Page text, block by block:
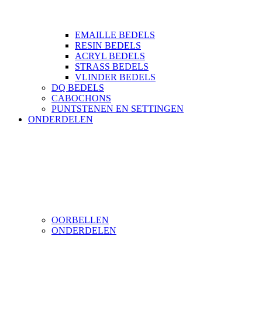
EMAILLE BEDELS
RESIN BEDELS
ACRYL BEDELS
STRASS BEDELS
VLINDER BEDELS
DQ BEDELS
CABOCHONS
PUNTSTENEN EN SETTINGEN
ONDERDELEN
OORBELLEN
ONDERDELEN